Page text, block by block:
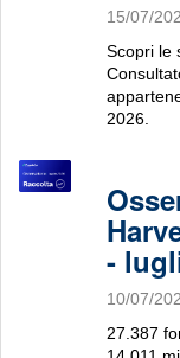
15/07/
Scopri le
2026.
-
10/07/
27.387